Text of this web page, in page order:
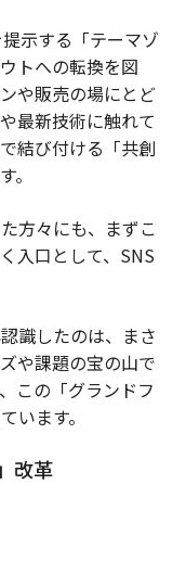
示する「テーマゾ
トへの転換を図
や販売の場にとど
最新技術に触れて
結び付ける「共創
。
方々にも、まずこ
入口として、SNS
識したのは、まさ
や課題の宝の山で
この「グランドフ
います。
改革